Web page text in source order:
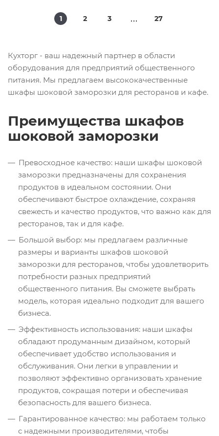
1 2 3 27
Кухторг - ваш надежный партнер в области
оборудования для предприятий общественного
питания. Мы предлагаем высококачественные
шкафы шоковой заморозки для ресторанов и кафе.
Преимущества шкафов
шоковой заморозки
Превосходное качество: наши шкафы шоковой
заморозки предназначены для сохранения
продуктов в идеальном состоянии. Они
обеспечивают быстрое охлаждение, сохраняя
свежесть и качество продуктов, что важно как для
ресторанов, так и для кафе.
Большой выбор: мы предлагаем различные
размеры и варианты шкафов шоковой
заморозки для ресторанов, чтобы удовлетворить
потребности разных предприятий
общественного питания. Вы сможете выбрать
модель, которая идеально подходит для вашего
бизнеса.
Эффективность использования: наши шкафы
обладают продуманным дизайном, который
обеспечивает удобство использования и
обслуживания. Они легки в управлении и
позволяют эффективно организовать хранение
продуктов, сокращая потери и обеспечивая
безопасность для вашего бизнеса.
Гарантированное качество: мы работаем только
с надежными производителями, чтобы